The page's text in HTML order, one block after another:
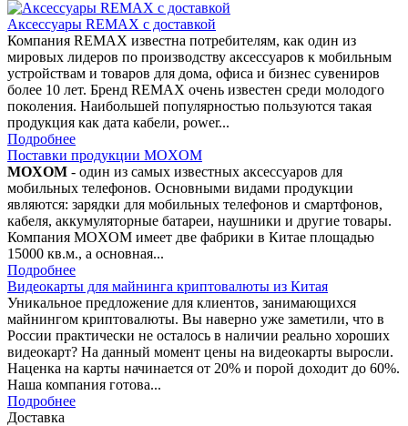
Аксессуары REMAX с доставкой
Компания REMAX известна потребителям, как один из
мировых лидеров по производству аксессуаров к мобильным
устройствам и товаров для дома, офиса и бизнес сувениров
более 10 лет. Бренд REMAX очень известен среди молодого
поколения. Наибольшей популярностью пользуются такая
продукция как дата кабели, power...
Подробнее
Поставки продукции MOXOM
MOXOM - один из самых известных аксессуаров для
мобильных телефонов. Основными видами продукции
являются: зарядки для мобильных телефонов и смартфонов,
кабеля, аккумуляторные батареи, наушники и другие товары.
Компания MOXOM имеет две фабрики в Китае площадью
15000 кв.м., а основная...
Подробнее
Видеокарты для майнинга криптовалюты из Китая
Уникальное предложение для клиентов, занимающихся
майнингом криптовалюты. Вы наверно уже заметили, что в
России практически не осталось в наличии реально хороших
видеокарт? На данный момент цены на видеокарты выросли.
Наценка на карты начинается от 20% и порой доходит до 60%.
Наша компания готова...
Подробнее
Доставка